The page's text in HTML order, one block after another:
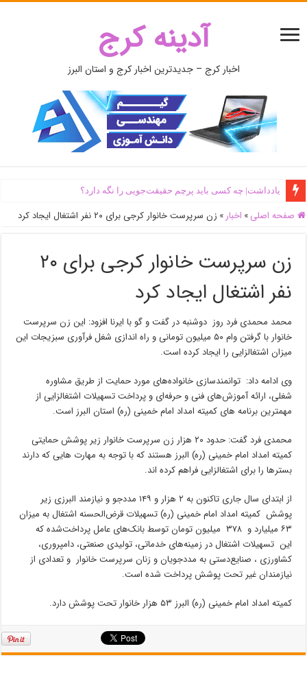
آدینه کرج
اخبار کرج – جدیدترین اخبار کرج و استان البرز
یادداشت| ‌چه کسی باید پرچم حقیقت‌جویی را نگه دارد؟
صفحه اصلی » اخبار » زن سرپرست خانوار کرجی برای ۲۰ نفر اشتغال ایجاد کرد
زن سرپرست خانوار کرجی برای ۲۰
نفر اشتغال ایجاد کرد
محمد محمدی فرد روز دوشنبه در گفت و گو با ایرنا افزود: این زن سرپرست
خانوار با گرفتن وام ۵۰ میلیون تومانی و راه اندازی شغل فرآوری سبزیجات این
میزان اشتغالزایی را ایجاد کرده است.
وی ادامه داد: توانمندسازی خانواده‌های مورد حمایت از طریق مشاوره
شغلی، ارائه آموزش‌های فنی و حرفه‌ای و پرداخت تسهیلات اشتغالزایی از
مهمترین برنامه های کمیته امداد امام خمینی (ره) استان البرز است.
محمدی فرد گفت: حدود ۲۰ هزار زن سرپرست خانوار زیر پوشش حمایتی
کمیته امداد امام خمینی (ره) البرز هستند که با توجه به مهارت هایی که دارند
بسترها را برای اشتغالزایی فراهم کرده اند.
از ابتدای سال جاری تاکنون به ۲ هزار و ۱۴۹ مددجو و نیازمند البرزی زیر
پوشش کمیته امداد امام خمینی (ره) تسهیلات قرض‌الحسنه اشتغال به میزان
۶۳ میلیارد و ۳۷۸ میلیون تومان توسط بانک‌های عامل پرداخت‌شده که
این تسهیلات اشتغال در زمینه‌های خدماتی، تولیدی صنعتی، دامپروری،
کشاورزی ، صنایع‌دستی به مددجویان و زنان سرپرست خانوار و تعدادی از
نیازمندان غیر تحت پوشش پرداخت شده است.
کمیته امداد امام خمینی (ره) البرز ۵۳ هزار خانوار تحت پوشش دارد.